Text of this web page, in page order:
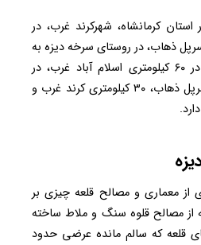
کرمانشاه، شهرکرند غرب، در
ذهاب، در روستای سرخه دیزه به
فاصلۀ ۶ کیلومتری پاتاق، در ۶۰ کیلومتری اسلام آباد غرب، در
فاصلۀ ۲۵ کیلومتری شهر سرپل ذهاب، ۳۰ کیلومتری کرند غرب و
از معماری و مصالح قلعه چیزی بر
از مصالح قلوه سنگ و ملاط ساخته
قلعه که سالم مانده عرضی حدود